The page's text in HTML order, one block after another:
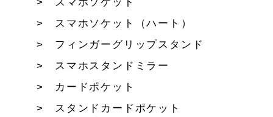
スマホソケット（ハート）
フィンガーグリップスタンド
スマホスタンドミラー
カードポケット
スタンドカードポケット